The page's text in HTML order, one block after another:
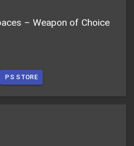
– Weapon of Choice
PS STORE